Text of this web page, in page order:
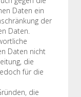
Daten ein
der
Daten.
Daten nicht
die
für die
die